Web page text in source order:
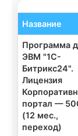
Название
Программа
ЭВМ "1С-
Битрикс24".
Лицензия
портал —
(12 мес.,
переход)